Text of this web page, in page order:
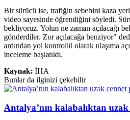
Bir sürücü ise, trafiğin sebebini kaza
video sayesinde öğrendiğini söyledi.
bekliyoruz. Yolun ne zaman açılacağı
gönderdiler. Zor açılacağa benziyor"
ardından yol kontrollü olarak ulaşıma
inceleme başlatıldı.
Kaynak: İHA
Bunlar da ilginizi çekebilir
Antalya’nın kalabalıktan